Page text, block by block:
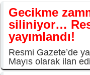
Gecikme
siliniyor…
yayımlandı!
Resmi Gazete’de
Mayıs olarak ilan